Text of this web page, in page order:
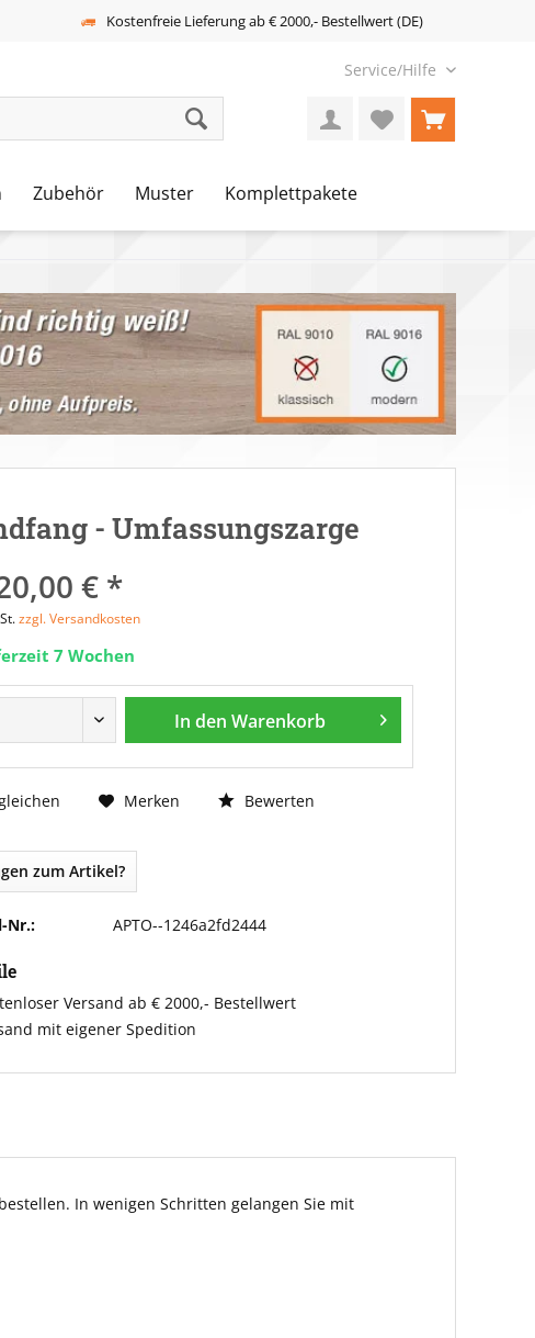
Kostenfreie Lieferung ab € 2000,- Bestellwert (DE)
Service/Hilfe
Zubehör Muster Komplettpakete
- Umfassungszarge
€ *
zzgl. Versandkosten
7 Wochen
In den Warenkorb
Merken Bewerten
zum Artikel?
Nr.: APTO--1246a2fd2444
Versand ab € 2000,- Bestellwert
mit eigener Spedition
In wenigen Schritten gelangen Sie mit